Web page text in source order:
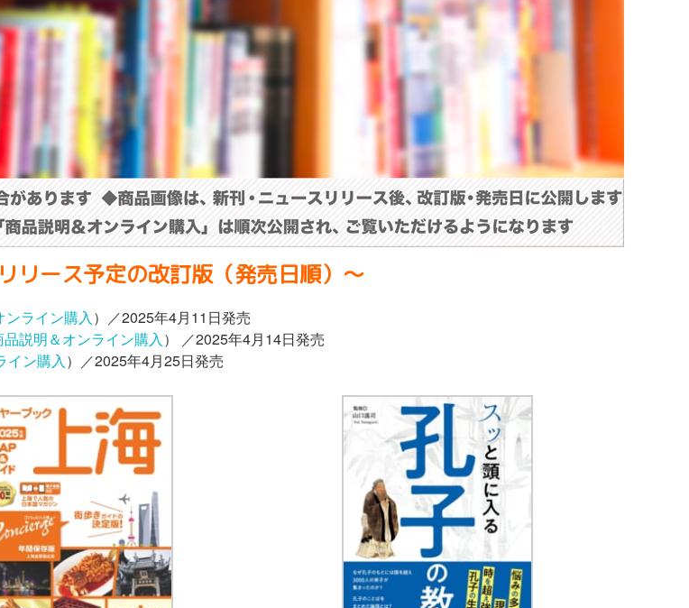
リース予定の改訂版（発売日順）〜
ンライン購入）／2025年4月11日発売
品説明＆オンライン購入） ／2025年4月14日発売
イン購入）／2025年4月25日発売